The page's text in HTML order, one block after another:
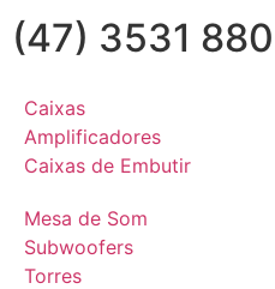
(47) 3531
Caixas
Amplificadores
Caixas de Embutir
Mesa de Som
Subwoofers
Torres